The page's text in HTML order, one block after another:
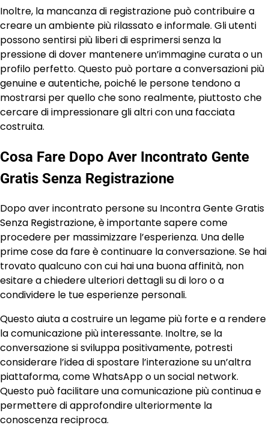
Inoltre, la mancanza di registrazione può contribuire a
creare un ambiente più rilassato e informale. Gli utenti
possono sentirsi più liberi di esprimersi senza la
pressione di dover mantenere un’immagine curata o un
profilo perfetto. Questo può portare a conversazioni più
genuine e autentiche, poiché le persone tendono a
mostrarsi per quello che sono realmente, piuttosto che
cercare di impressionare gli altri con una facciata
costruita.
Cosa Fare Dopo Aver Incontrato Gente
Gratis Senza Registrazione
Dopo aver incontrato persone su Incontra Gente Gratis
Senza Registrazione, è importante sapere come
procedere per massimizzare l’esperienza. Una delle
prime cose da fare è continuare la conversazione. Se hai
trovato qualcuno con cui hai una buona affinità, non
esitare a chiedere ulteriori dettagli su di loro o a
condividere le tue esperienze personali.
Questo aiuta a costruire un legame più forte e a rendere
la comunicazione più interessante. Inoltre, se la
conversazione si sviluppa positivamente, potresti
considerare l’idea di spostare l’interazione su un’altra
piattaforma, come WhatsApp o un social network.
Questo può facilitare una comunicazione più continua e
permettere di approfondire ulteriormente la
conoscenza reciproca.